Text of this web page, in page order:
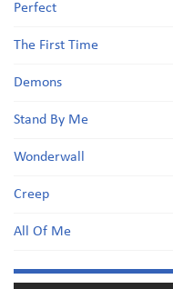
Perfect
The First Time
Demons
Stand By Me
Wonderwall
Creep
All Of Me